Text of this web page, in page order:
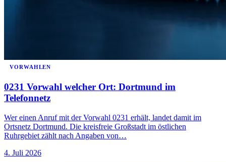
VORWAHLEN
0231 Vorwahl welcher Ort: Dortmund im
Telefonnetz
Wer einen Anruf mit der Vorwahl 0231 erhält, landet damit im
Ortsnetz Dortmund. Die kreisfreie Großstadt im östlichen
Ruhrgebiet zählt nach Angaben von…
4. Juli 2026